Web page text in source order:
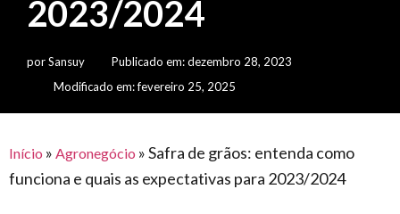
gratuitos
premiações
eventos
soluções
o
agronegócio
barracas
de
feira
toldos
visual
offshore
construção
civil
piscinas
mercado
Transporte
lonas
caminhoneiro
2023/2024
porSansuy Publicado em:dezembro 28, 2023
Modificado em: fevereiro 25, 2025
Início » Agronegócio »Safra de grãos: entenda como
funciona e quais as expectativas para 2023/2024